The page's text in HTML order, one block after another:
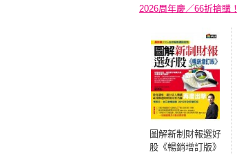
2026周年慶／66折搶購！
圖解新制財報選好
股《暢銷增訂版》